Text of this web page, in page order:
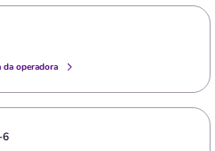
da operadora
6